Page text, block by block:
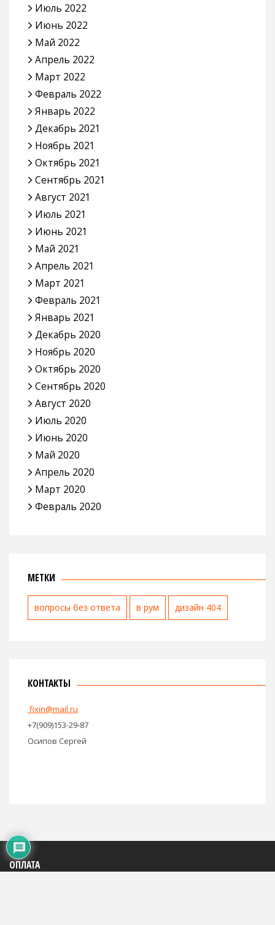
Июль 2022
Июнь 2022
Май 2022
Апрель 2022
Март 2022
Февраль 2022
Январь 2022
Декабрь 2021
Ноябрь 2021
Октябрь 2021
Сентябрь 2021
Август 2021
Июль 2021
Июнь 2021
Май 2021
Апрель 2021
Март 2021
Февраль 2021
Январь 2021
Декабрь 2020
Ноябрь 2020
Октябрь 2020
Сентябрь 2020
Август 2020
Июль 2020
Июнь 2020
Май 2020
Апрель 2020
Март 2020
Февраль 2020
МЕТКИ
вопросы без ответа в рум дизайн 404
КОНТАКТЫ
fixin@mail.ru
+7(909)153-29-87
Осипов Сергей
ОПЛАТА